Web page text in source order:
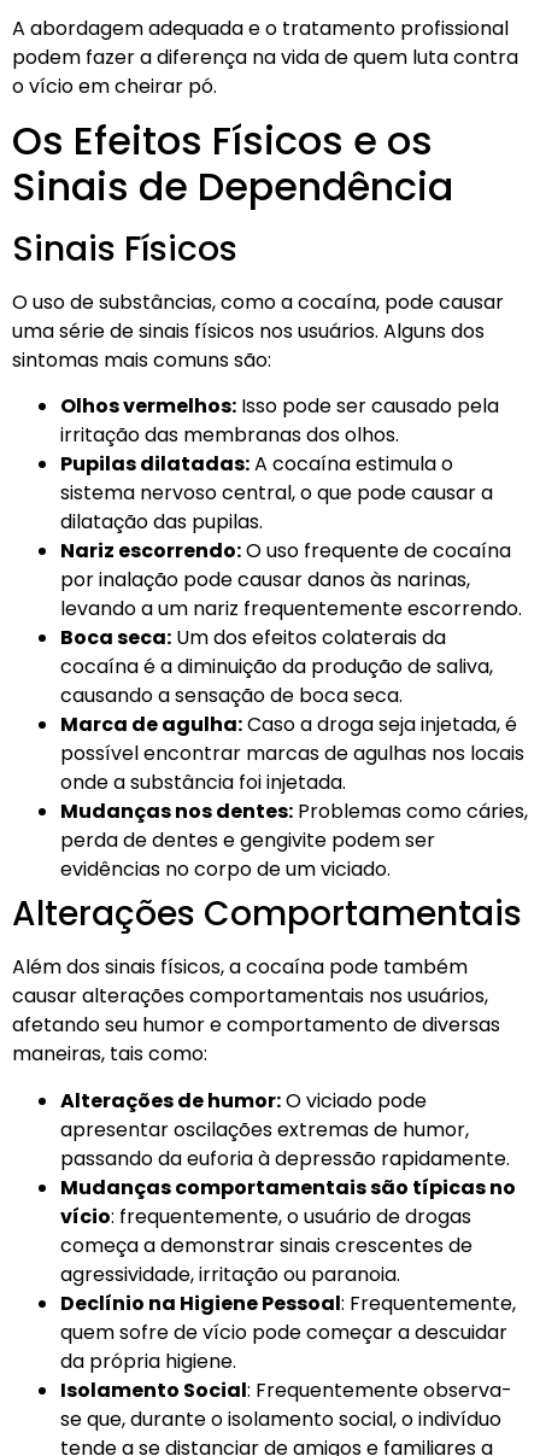
A abordagem adequada e o tratamento profissional
podem fazer a diferença na vida de quem luta contra
o vício em cheirar pó.
Os Efeitos Físicos e os
Sinais de Dependência
Sinais Físicos
O uso de substâncias, como a cocaína, pode causar
uma série de sinais físicos nos usuários. Alguns dos
sintomas mais comuns são:
Olhos vermelhos: Isso pode ser causado pela
irritação das membranas dos olhos.
Pupilas dilatadas:A cocaína estimula o
sistema nervoso central, o que pode causar a
dilatação das pupilas.
Nariz escorrendo:O uso frequente de cocaína
por inalação pode causar danos às narinas,
levando a um nariz frequentemente escorrendo.
Boca seca: Um dos efeitos colaterais da
cocaína é a diminuição da produção de saliva,
causando a sensação de boca seca.
Marca de agulha:Caso a droga seja injetada, é
possível encontrar marcas de agulhas nos locais
onde a substância foi injetada.
Mudanças nos dentes: Problemas como cáries,
perda de dentes e gengivite podem ser
evidências no corpo de um viciado.
Alterações Comportamentais
Além dos sinais físicos, a cocaína pode também
causar alterações comportamentais nos usuários,
afetando seu humor e comportamento de diversas
maneiras, tais como:
Alterações de humor:O viciado pode
apresentar oscilações extremas de humor,
passando da euforia à depressão rapidamente.
Mudanças comportamentais são típicas no
vício: frequentemente, o usuário de drogas
começa a demonstrar sinais crescentes de
agressividade, irritação ou paranoia.
Declínio na Higiene Pessoal: Frequentemente,
quem sofre de vício pode começar a descuidar
da própria higiene.
Isolamento Social: Frequentemente observa-
se que, durante o isolamento social, o indivíduo
tende a se distanciar de amigos e familiares a